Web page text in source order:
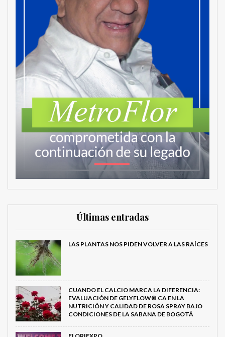
Últimas entradas
LAS PLANTAS NOS PIDEN VOLVER A LAS RAÍCES
CUANDO EL CALCIO MARCA LA DIFERENCIA:
EVALUACIÓN DE GELYFLOW® CA EN LA
NUTRICIÓN Y CALIDAD DE ROSA SPRAY BAJO
CONDICIONES DE LA SABANA DE BOGOTÁ